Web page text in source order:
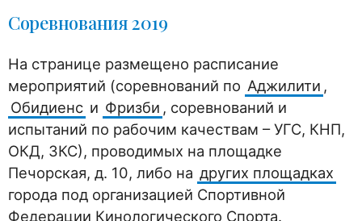
Соревнования 2019
На странице размещено расписание
мероприятий (соревнований по Аджилити ,
Обидиенс и Фризби , соревнований и
испытаний по рабочим качествам – УГС, КНП,
ОКД, ЗКС), проводимых на площадке
Печорская, д. 10, либо на других площадках
города под организацией Спортивной
Федерации Кинологического Спорта.